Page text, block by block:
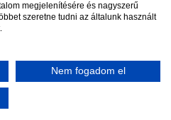
szerk@vadhajtasok.hu
Szerzői jogok
megjelenítésére és nagyszerű
szeretne tudni az általunk használt
Nem fogadom el